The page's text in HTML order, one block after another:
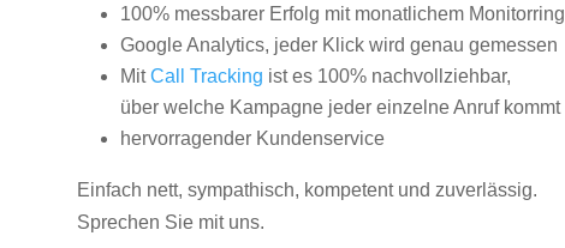
100% messbarer Erfolg mit monatlichem Monitorring
Google Analytics, jeder Klick wird genau gemessen
MitCall Tracking ist es 100% nachvollziehbar,
über welche Kampagne jeder einzelne Anruf kommt
hervorragender Kundenservice
Einfach nett, sympathisch, kompetent und zuverlässig.
Sprechen Sie mit uns.